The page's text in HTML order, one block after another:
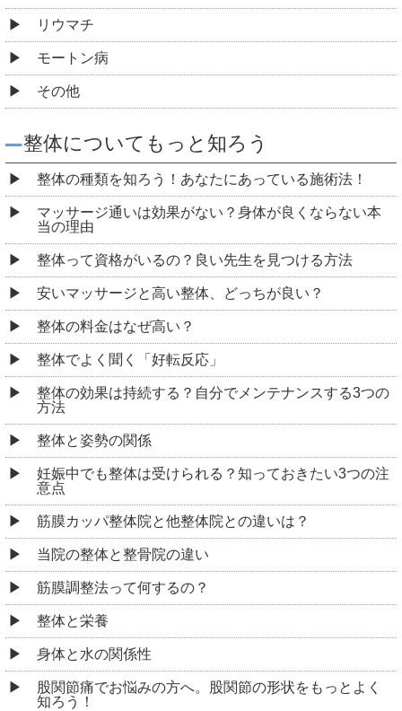
リウマチ
モートン病
その他
整体についてもっと知ろう
整体の種類を知ろう！あなたにあっている施術法！
マッサージ通いは効果がない？身体が良くならない本
当の理由
整体って資格がいるの？良い先生を見つける方法
安いマッサージと高い整体、どっちが良い？
整体の料金はなぜ高い？
整体でよく聞く「好転反応」
整体の効果は持続する？自分でメンテナンスする3つの
方法
整体と姿勢の関係
妊娠中でも整体は受けられる？知っておきたい3つの注
意点
筋膜カッパ整体院と他整体院との違いは？
当院の整体と整骨院の違い
筋膜調整法って何するの？
整体と栄養
身体と水の関係性
股関節痛でお悩みの方へ。股関節の形状をもっとよく
知ろう！